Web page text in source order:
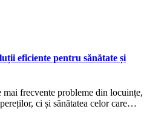
eficiente pentru sănătate și
mai frecvente probleme din locuințe,
ci și sănătatea celor care…